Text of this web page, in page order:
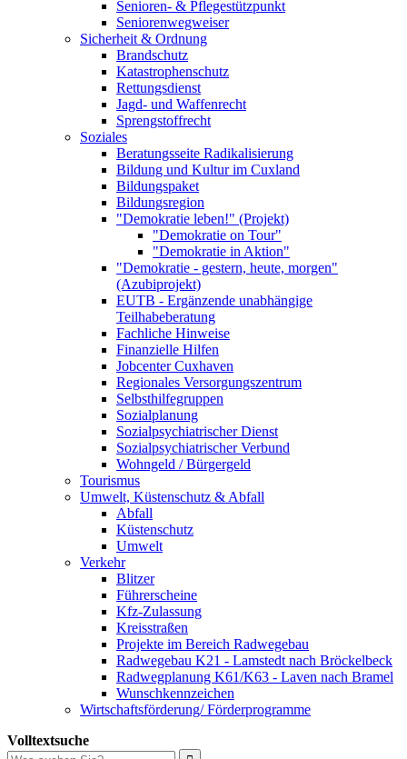
Senioren- & Pflegestützpunkt
Seniorenwegweiser
Sicherheit & Ordnung
Brandschutz
Katastrophenschutz
Rettungsdienst
Jagd- und Waffenrecht
Sprengstoffrecht
Soziales
Beratungsseite Radikalisierung
Bildung und Kultur im Cuxland
Bildungspaket
Bildungsregion
"Demokratie leben!" (Projekt)
"Demokratie on Tour"
"Demokratie in Aktion"
"Demokratie - gestern, heute, morgen"
(Azubiprojekt)
EUTB - Ergänzende unabhängige
Teilhabeberatung
Fachliche Hinweise
Finanzielle Hilfen
Jobcenter Cuxhaven
Regionales Versorgungszentrum
Selbsthilfegruppen
Sozialplanung
Sozialpsychiatrischer Dienst
Sozialpsychiatrischer Verbund
Wohngeld / Bürgergeld
Tourismus
Umwelt, Küstenschutz & Abfall
Abfall
Küstenschutz
Umwelt
Verkehr
Blitzer
Führerscheine
Kfz-Zulassung
Kreisstraßen
Projekte im Bereich Radwegebau
Radwegebau K21 - Lamstedt nach Bröckelbeck
Radwegplanung K61/K63 - Laven nach Bramel
Wunschkennzeichen
Wirtschaftsförderung/ Förderprogramme
Volltextsuche